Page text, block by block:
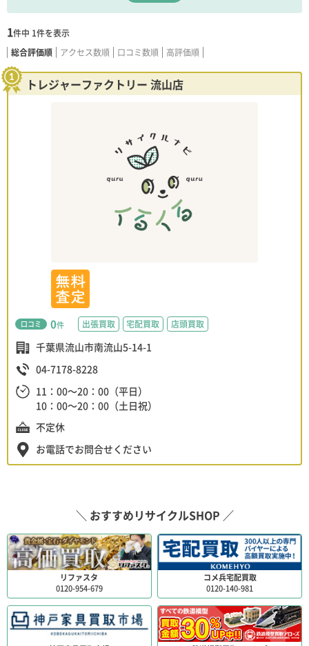
1件中 1件を表示
総合評価順
アクセス数順 口コミ数順 高評価順
トレジャーファクトリー 流山店
口コミ 0件 出張買取 宅配買取 店頭買取
千葉県流山市南流山5-14-1
04-7178-8228
11：00～20：00（平日）
10：00～20：00（土日祝）
不定休
お電話でお問合せください
＼ おすすめリサイクルSHOP ／
リファスタ
0120-954-679
コメ兵宅配買取
0120-140-981